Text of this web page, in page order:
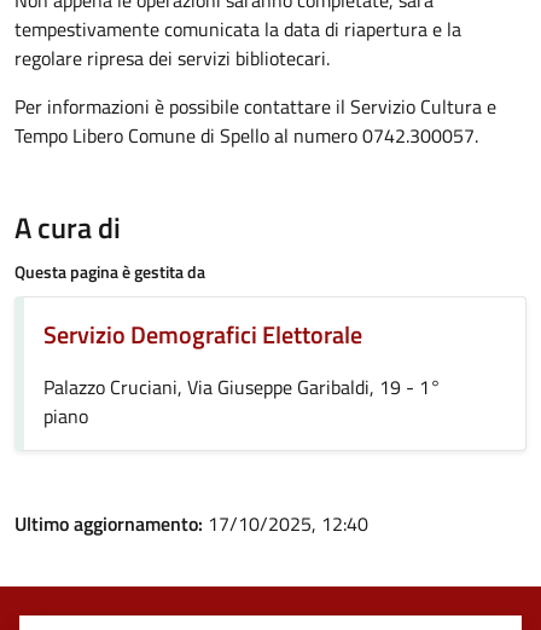
tempestivamente comunicata la data di riapertura e la
regolare ripresa dei servizi bibliotecari.
Per informazioni è possibile contattare il Servizio Cultura e
Tempo Libero Comune di Spello al numero 0742.300057.
A cura di
Questa pagina è gestita da
Servizio Demografici Elettorale
Palazzo Cruciani, Via Giuseppe Garibaldi, 19 - 1°
piano
Ultimo aggiornamento: 17/10/2025, 12:40